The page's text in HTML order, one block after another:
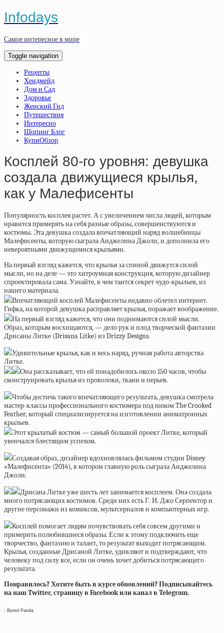
Infodays
Самое интересное в мире
Toggle navigation
Рецепты
Хендмейд
Дом и Сад
Здоровье
Женский Гид
Путешествия
Интересно
Шопинг Блог
КупиОбзор
Косплей 80-го уровня: девушка
создала движущиеся крылья,
как у Малефисенты
Популярность косплея растет. А с увеличением числа людей, которым
нравится примерять на себя разные образы, совершенствуются и
костюмы. Эта девушка создала впечатляющий наряд волшебницы
Малефисенты, которую сыграла Анджелина Джоли, и дополнила его
невероятными движущимися крыльями.
На первый взгляд кажется, что крылья за спиной движутся силой
мысли, но на деле — это хитроумная конструкция, которую дизайнер
спроектировала сама. Узнайте, в чем таится секрет чудо-крыльев, из
нашего материала.
Впечатляющий косплей Малефисенты недавно облетел интернет.
Гифка, на которой девушка расправляет крылья, поражает воображение.
На первый взгляд кажется, что они поднимаются силой мысли.
Образ, которым восхищаются, — дело рук и плод творческой фантазии
Дрисаны Литке (Drisana Litke) из Drizzy Designs.
Удивительные крылья, как и весь наряд, ручная работа авторства
Литке.
Она рассказывает, что ей понадобилось около 150 часов, чтобы
сконструировать крылья из проволоки, ткани и перьев.
Чтобы достичь такого впечатляющего результата, девушка смотрела
мастер-классы профессионального костюмера под ником The Crooked
Feather, который специализируется на изготовлении аниматронных
крыльев.
Этот крылатый костюм — самый большой проект Литке, который
увенчался блестящим успехом.
Создавая образ, дизайнер вдохновлялась фильмом студии Disney
«Малефисента» (2014), в котором главную роль сыграла Анджелина
Джоли.
Дрисана Литке уже шесть лет занимается косплеем. Она создала
много потрясающих костюмов. Среди них есть Г. И. Джо Серпентор и
другие персонажи из комиксов, мультсериалов и компьютерных игр.
Косплей помогает людям почувствовать себя совсем другими и
примерить полюбившиеся образы. Если к этому подключить еще
творчество, фантазию и талант, то результат выходит потрясающим.
Крылья, созданные Дрисаной Литке, удивляют и подтверждают, что
человеку под силу все, если он очень хочет добиться потрясающего
результата.
Понравилось? Хотите быть в курсе обновлений? Подписывайтесь
на наш Twitter, страницу в Facebook или канал в Telegram.
: Bored Panda